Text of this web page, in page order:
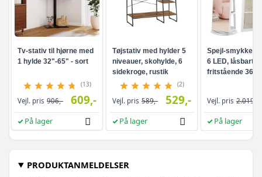
PRODUKTANMELDELSER
Tv-stativ til hjørne med
1 hylde 32"-65" - sort
(13)
Vejl. pris 906,- 609,-
På lager
Tøjstativ med hylder 5
niveauer, skohylde, 6
sidekroge, rustik
brun/sort
(2)
Vejl. pris 589,- 529,-
På lager
Spejl-
6 LED, låsbart -
fritstående 360°
helkropsspejl, 3
hvid/greige
Vejl. pris 2.019,-
På lager